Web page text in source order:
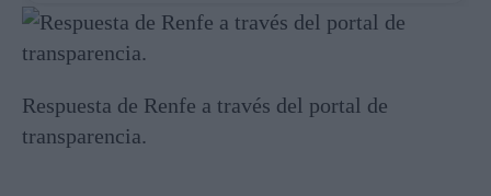
Respuesta de Renfe a través del portal de
transparencia.